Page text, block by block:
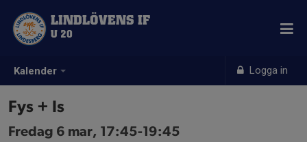
Kalender Logga in
LINDLÖVENS IF
U 20
Fys + Is
Fredag 6 mar, 17:45-19:45